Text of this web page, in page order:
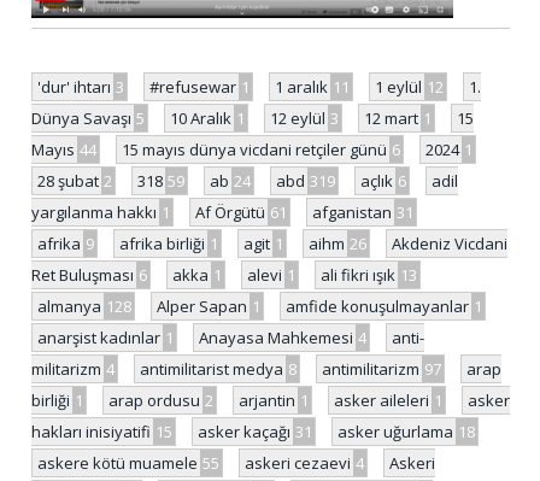
'dur' ihtarı 3 #refusewar 1 1 aralık 11 1 eylül 12
1.
Dünya Savaşı 5 10 Aralık 1 12 eylül 3 12 mart 1
15
Mayıs 44 15 mayıs dünya vicdani retçiler günü 6 2024 1
28 şubat 2 318 59 ab 24 abd 319 açlık 6
adil
yargılanma hakkı 1 Af Örgütü 61 afganistan 31
afrika 9 afrika birliği 1 agit 1 aihm 26
Akdeniz Vicdani
Ret Buluşması 6 akka 1 alevi 1 ali fikri ışık 13
almanya 128 Alper Sapan 1 amfide konuşulmayanlar 1
anarşist kadınlar 1 Anayasa Mahkemesi 4
anti-
militarizm 4 antimilitarist medya 8 antimilitarizm 97
arap
birliği 1 arap ordusu 2 arjantin 1 asker aileleri 1
asker
hakları inisiyatifi 15 asker kaçağı 31 asker uğurlama 18
askere kötü muamele 55 askeri cezaevi 4
Askeri